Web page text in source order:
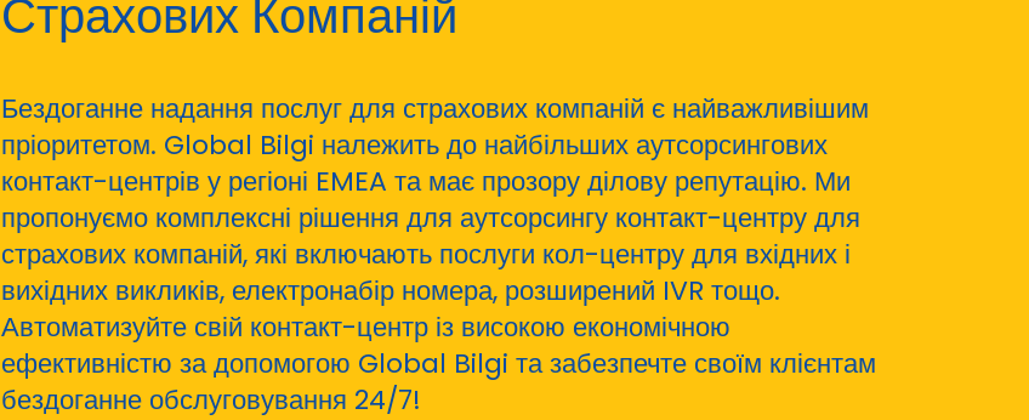
Страхових Компаній
Бездоганне надання послуг для страхових компаній є найважливішим
пріоритетом. Global Bilgi належить до найбільших аутсорсингових
контакт-центрів у регіоні EMEA та має прозору ділову репутацію. Ми
пропонуємо комплексні рішення для аутсорсингу контакт-центру для
страхових компаній, які включають послуги кол-центру для вхідних і
вихідних викликів, електронабір номера, розширений IVR тощо.
Автоматизуйте свій контакт-центр із високою економічною
ефективністю за допомогою Global Bilgi та забезпечте своїм клієнтам
бездоганне обслуговування 24/7!